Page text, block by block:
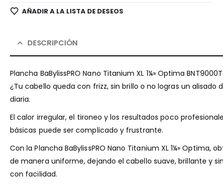
AÑADIR A LA LISTA DE DESEOS
DESCRIPCIÓN
Plancha BaBylissPRO Nano Titanium XL 1¼» Optima
¿Tu cabello queda con frizz, sin brillo o no logras un
diaria.
El calor irregular, el tironeo y los resultados poco
básicas puede ser complicado y frustrante.
Con la Plancha BaBylissPRO Nano Titanium XL 1¼»
de manera uniforme, dejando el cabello suave, brillante y
con facilidad.